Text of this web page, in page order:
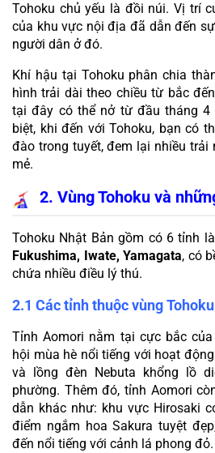
Tohoku chủ yếu là đồi núi. Vị trí
của khu vực nội địa đã dẫn đến
người dân ở đó.
Khí hậu tại Tohoku phân chia
hình trải dài theo chiều từ bắc
tại đây có thể nở từ đầu tháng
biệt, khi đến với Tohoku, bạn có
đào trong tuyết, đem lại nhiều trải
mẻ.
2. Vùng Tohoku và
Tohoku Nhật Bản gồm có 6 tỉnh
Fukushima, Iwate, Yamagata, có
chứa nhiều điều lý thú.
2.1 Các tỉnh thuộc vùng
Tỉnh Aomori nằm tại cực bắc
hội mùa hè nổi tiếng với hoạt
và lồng đèn Nebuta khổng lồ
phường. Thêm đó, tỉnh Aomori
dẫn khác như: khu vực Hirosaki
điểm ngắm hoa Sakura tuyệt
đến nổi tiếng với cảnh lá phong đỏ.